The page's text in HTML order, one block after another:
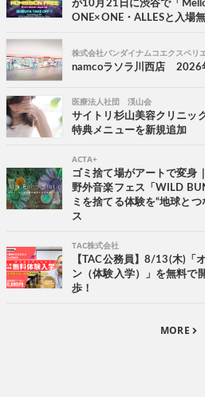
が10月21日に渋谷で「
ONE×ONE・ALLESと入場
株式会社バンダイナムコエクスペリ
namcoラソラ川西店 2026
医療法人社団 渓山会
サイトリ杉山美容クリニッ
特典メニューを新規追加
ACTA+
ゴミ捨て場がアートで変身
野外音楽フェス「WILD
ミを捨てる体験を“地球と
ス
TAC株式会社
【TAC公務員】8/13(木)「
ン（体験入学）」を無料で
歩！
MORE